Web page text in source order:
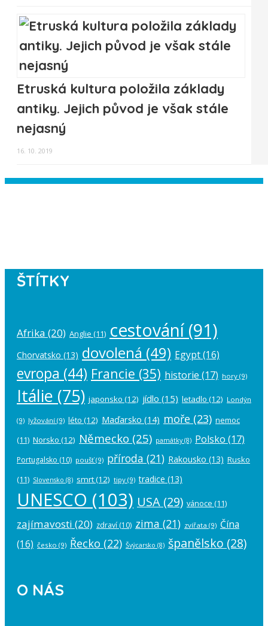
Etruská kultura položila základy
antiky. Jejich původ je však stále
nejasný
16. 10. 2019
ŠTÍTKY
Afrika (20) Anglie (11) cestování(91)
Chorvatsko (13) dovolená (49) Egypt(16)
evropa (44) Francie (35) historie (17) hory (9)
Itálie (75) japonsko (12) jídlo (15) letadlo (12) Londýn
(9) lyžování (9) léto (12) Maďarsko (14) moře (23) nemoc
(11) Norsko (12) Německo (25) památky(8) Polsko (17)
Portugalsko (10) poušť(9) příroda (21) Rakousko (13) Rusko
(11) Slovensko (8) smrt(12) tipy (9) tradice (13)
UNESCO (103) USA (29) vánoce (11)
zajímavosti (20) zdraví (10) zima (21) zvířata (9) Čína
(16) česko (9) Řecko (22) Švýcarsko (8) španělsko (28)
O NÁS